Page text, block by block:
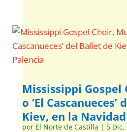
Mississippi Gospel
o ‘El
Kiev, en la
por El Norte de Castilla | 5 Dic,